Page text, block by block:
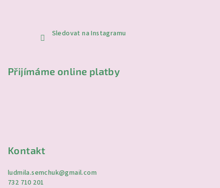
Sledovat na Instagramu
Přijímáme online platby
Kontakt
ludmila.semchuk@gmail.com
732 710 201